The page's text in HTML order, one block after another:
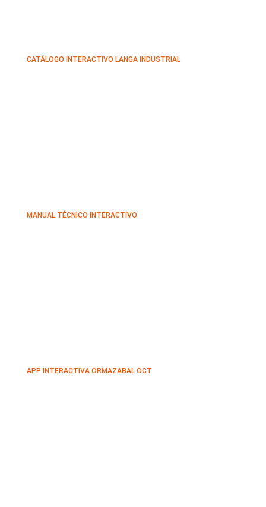
CATÁLOGO INTERACTIVO LANGA INDUSTRIAL
MANUAL TÉCNICO INTERACTIVO
APP INTERACTIVA ORMAZABAL OCT